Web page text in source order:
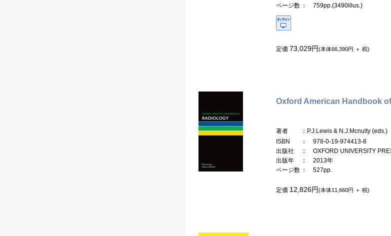
ページ数 ： 759pp.(3490illus.)
定価 73,029円(本体66,390円 ＋ 税)
Oxford American Handbook
著者
：P.J.Lewis & N.J.Mcnulty (eds.)
ISBN
： 978-0-19-974413-8
出版社
： OXFORD UNIVERSITY
出版年
： 2013年
ページ数 ： 527pp.
定価 12,826円(本体11,660円 ＋ 税)